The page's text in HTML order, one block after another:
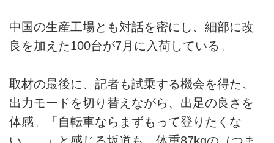
中国の生産工場とも対話を密にし、細部に改
良を加えた100台が7月に入荷している。
取材の最後に、記者も試乗する機会を得た。
出力モードを切り替えながら、出足の良さを
体感。「自転車ならまずもって登りたくな